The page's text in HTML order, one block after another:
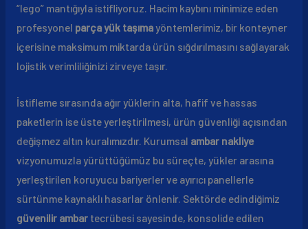
“lego” mantığıyla istifliyoruz. Hacim kaybını minimize eden
profesyonel parça yük taşımayöntemlerimiz, bir konteyner
içerisine maksimum miktarda ürün sığdırılmasını sağlayarak
lojistik verimliliğinizi zirveye taşır.
İstifleme sırasında ağır yüklerin alta, hafif ve hassas
paketlerin ise üste yerleştirilmesi, ürün güvenliği açısından
değişmez altın kuralımızdır. Kurumsal ambar nakliye
vizyonumuzla yürüttüğümüz bu süreçte, yükler arasına
yerleştirilen koruyucu bariyerler ve ayırıcı panellerle
sürtünme kaynaklı hasarlar önlenir. Sektörde edindiğimiz
güvenilir ambartecrübesi sayesinde, konsolide edilen